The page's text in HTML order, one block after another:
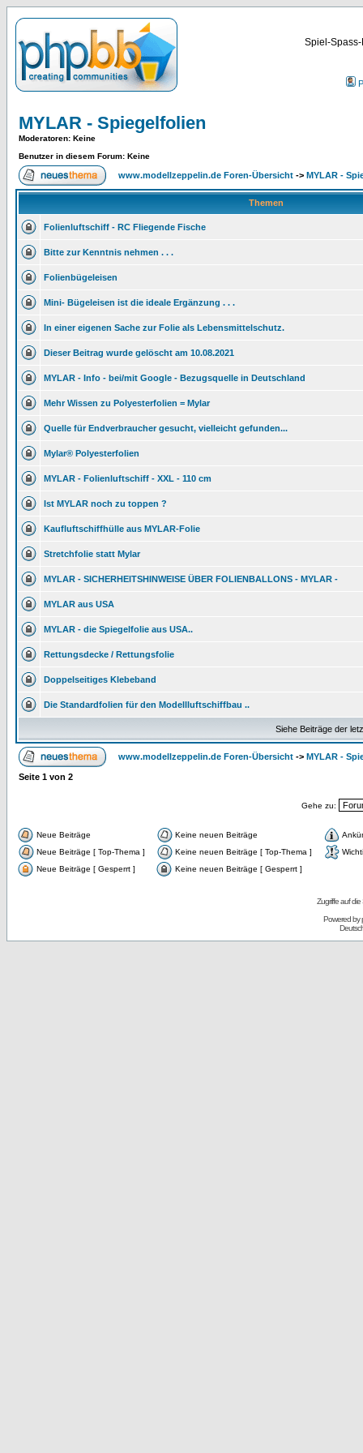
Spiel-
MYLAR - Spiegelfolien
Moderatoren: Keine
Benutzer in diesem Forum: Keine
www.modellzeppelin.de Foren-Übersicht -> MYLAR -
Themen
Folienluftschiff - RC Fliegende Fische
Bitte zur Kenntnis nehmen . . .
Folienbügeleisen
Mini- Bügeleisen ist die ideale Ergänzung . . .
In einer eigenen Sache zur Folie als Lebensmittelschutz.
Dieser Beitrag wurde gelöscht am 10.08.2021
MYLAR - Info - bei/mit Google - Bezugsquelle in Deutschland
Mehr Wissen zu Polyesterfolien = Mylar
Quelle für Endverbraucher gesucht, vielleicht gefunden...
Mylar® Polyesterfolien
MYLAR - Folienluftschiff - XXL - 110 cm
Ist MYLAR noch zu toppen ?
Kaufluftschiffhülle aus MYLAR-Folie
Stretchfolie statt Mylar
MYLAR - SICHERHEITSHINWEISE ÜBER FOLIENBALLONS - MYLAR -
MYLAR aus USA
MYLAR - die Spiegelfolie aus USA..
Rettungsdecke / Rettungsfolie
Doppelseitiges Klebeband
Die Standardfolien für den Modellluftschiffbau ..
Siehe Beiträge der
www.modellzeppelin.de Foren-Übersicht -> MYLAR -
Seite 1 von 2
Gehe zu:
Neue Beiträge Keine neuen Beiträge
Neue Beiträge [ Top-Thema ]
Keine neuen Beiträge [ Top-Thema ]
Neue Beiträge [ Gesperrt ]
Keine neuen Beiträge [ Gesperrt ]
Zugriffe auf
Powered by